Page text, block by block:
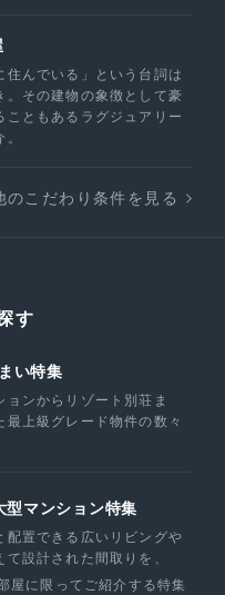
住んでいる」という台詞は
。その建物の象徴として豪
こともあるラグジュアリー
のこだわり条件を見る
す
い特集
ョンからリゾート別荘ま
最上級グレード物件の数々
型マンション特集
配置できる広いリビングや
設計された間取りを、
屋に限ってご紹介する特集